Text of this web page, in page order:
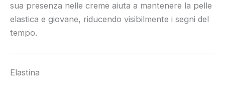
sua presenza nelle creme aiuta a mantenere la pelle
elastica e giovane, riducendo visibilmente i segni del
tempo.
Elastina